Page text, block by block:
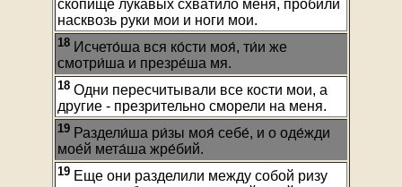
скопище лукавых схватило меня, пробили
насквозь руки мои и ноги мои.
18 Исчето́ша вся ко́сти моя́, ти́и же
смотри́ша и презре́ша мя.
18 Одни пересчитывали все кости мои, а
другие - презрительно сморели на меня.
19 Раздели́ша ри́зы моя́ себе́, и о оде́жди
мое́й мета́ша жре́бий.
19 Еще они разделили между собой ризу